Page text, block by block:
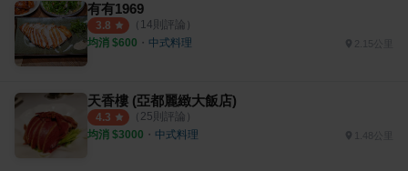
有有1969
3.8 （ 14則評論）
均消 $600 ・ 中式料理 2.15公里
天香樓 (亞都麗緻大飯店)
4.3 （ 25則評論）
均消 $3000 ・ 中式料理 1.48公里